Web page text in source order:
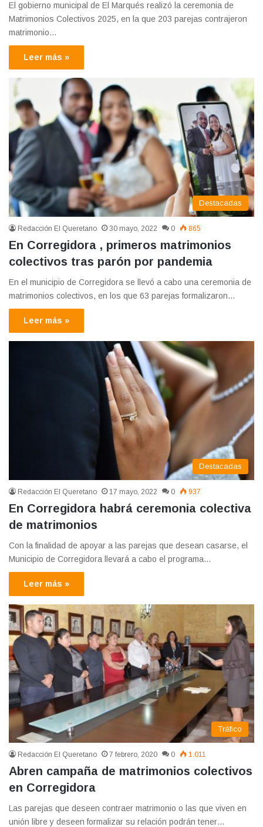
El gobierno municipal de El Marqués realizó la ceremonia de
Matrimonios Colectivos 2025, en la que 203 parejas contrajeron
matrimonio…
Leer más »
Destacadas
Redacción El Queretano 30 mayo, 2022 0 865
En Corregidora , primeros matrimonios
colectivos tras parón por pandemia
En el municipio de Corregidora se llevó a cabo una ceremonia de
matrimonios colectivos, en los que 63 parejas formalizaron…
Leer más »
Destacadas
Redacción El Queretano 17 mayo, 2022 0 937
En Corregidora habrá ceremonia colectiva
de matrimonios
Con la finalidad de apoyar a las parejas que desean casarse, el
Municipio de Corregidora llevará a cabo el programa…
Leer más »
Tráfico
Redacción El Queretano 7 febrero, 2020 0 1.011
Abren campaña de matrimonios colectivos
en Corregidora
Las parejas que deseen contraer matrimonio o las que viven en
unión libre y deseen formalizar su relación podrán tener…